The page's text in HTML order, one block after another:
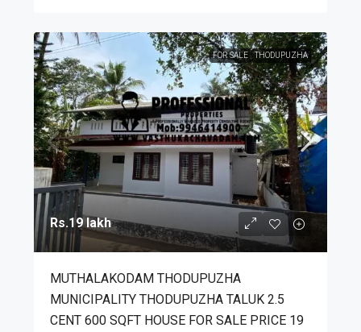
FOR SALE THODUPUZHA
Rs.19 lakh
MUTHALAKODAM THODUPUZHA
MUNICIPALITY THODUPUZHA TALUK 2.5
CENT 600 SQFT HOUSE FOR SALE PRICE 19